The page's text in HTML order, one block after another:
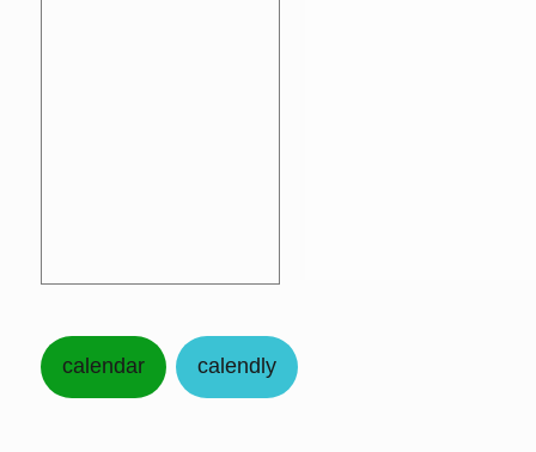
calendar calendly